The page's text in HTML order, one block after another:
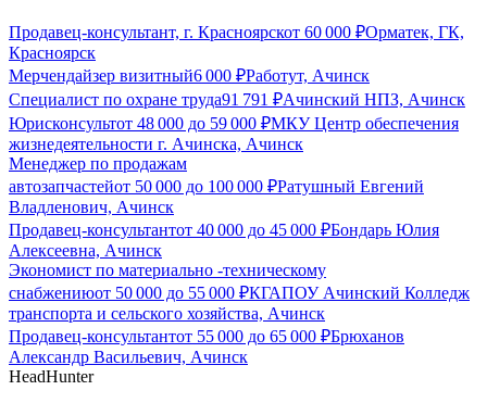
Продавец-консультант, г. Красноярскот 60 000 ₽Орматек, ГК,
Красноярск
Мерчендайзер визитный6 000 ₽Работут, Ачинск
Специалист по охране труда91 791 ₽Ачинский НПЗ, Ачинск
Юрисконсультот 48 000 до 59 000 ₽МКУ Центр обеспечения
жизнедеятельности г. Ачинска, Ачинск
Менеджер по продажам
автозапчастейот 50 000 до 100 000 ₽Ратушный Евгений
Владленович, Ачинск
Продавец-консультантот 40 000 до 45 000 ₽Бондарь Юлия
Алексеевна, Ачинск
Экономист по материально -техническому
снабжениюот 50 000 до 55 000 ₽КГАПОУ Ачинский Колледж
транспорта и сельского хозяйства, Ачинск
Продавец-консультантот 55 000 до 65 000 ₽Брюханов
Александр Васильевич, Ачинск
HeadHunter